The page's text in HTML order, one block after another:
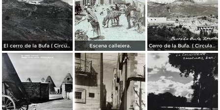
El cerro de la Bufa ( Circulada el 5 de Diciembre de 1910 ). Escena callejera. Cerro de la Bufa. ( Circulada el 27 de Octubre de 1950 ).